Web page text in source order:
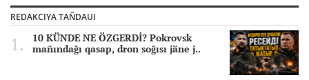
REDAKCIYA TAÑDAUI
10 KÜNDE NE ÖZGERDİ? Pokrovsk
mañındağı qasap, dron soğısı jäne j..